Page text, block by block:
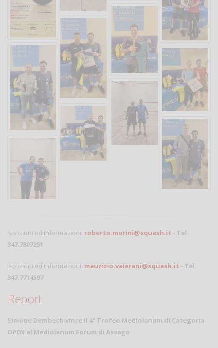
Iscrizioni ed informazioni: roberto.morini@squash.it - Tel.
347.7807251
Iscrizioni ed informazioni: maurizio.valerani@squash.it - Tel.
347.7714597
Report
Simone Dembech vince il 4° Trofeo Mediolanum di Categoria
OPEN al Mediolanum Forum di Assago